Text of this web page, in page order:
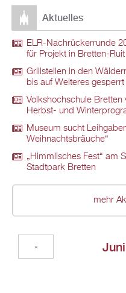
Aktuelles
ELR-Nachrückerrunde
für Projekt in Bretten-Ruit
Grillstellen in den
bis auf Weiteres gesperrt
Volkshochschule Bretten
Herbst- und
Museum sucht
Weihnachtsbräuche“
„Himmlisches Fest“ am
Stadtpark Bretten
mehr
«